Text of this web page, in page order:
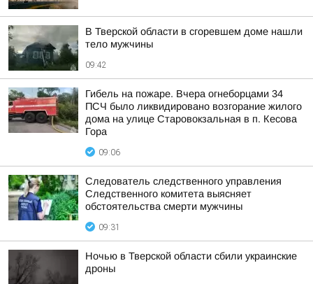
В Тверской области в сгоревшем доме нашли
тело мужчины
09:42
Гибель на пожаре. Вчера огнеборцами 34
ПСЧ было ликвидировано возгорание жилого
дома на улице Старовокзальная в п. Кесова
Гора
09:06
Следователь следственного управления
Следственного комитета выясняет
обстоятельства смерти мужчины
09:31
Ночью в Тверской области сбили украинские
дроны